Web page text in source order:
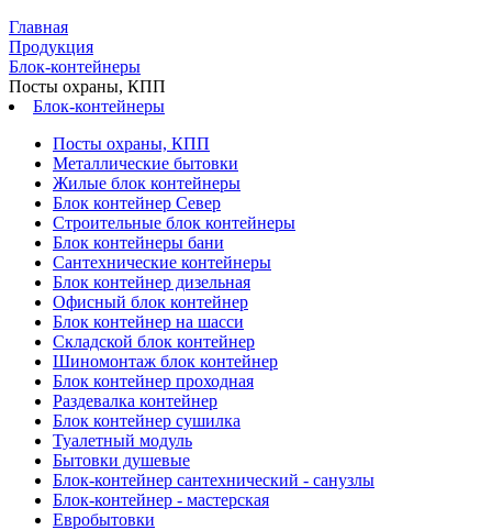
Главная
Продукция
Блок-контейнеры
Посты охраны, КПП
Блок-контейнеры
Посты охраны, КПП
Металлические бытовки
Жилые блок контейнеры
Блок контейнер Север
Строительные блок контейнеры
Блок контейнеры бани
Сантехнические контейнеры
Блок контейнер дизельная
Офисный блок контейнер
Блок контейнер на шасси
Складской блок контейнер
Шиномонтаж блок контейнер
Блок контейнер проходная
Раздевалка контейнер
Блок контейнер сушилка
Туалетный модуль
Бытовки душевые
Блок-контейнер сантехнический - санузлы
Блок-контейнер - мастерская
Евробытовки